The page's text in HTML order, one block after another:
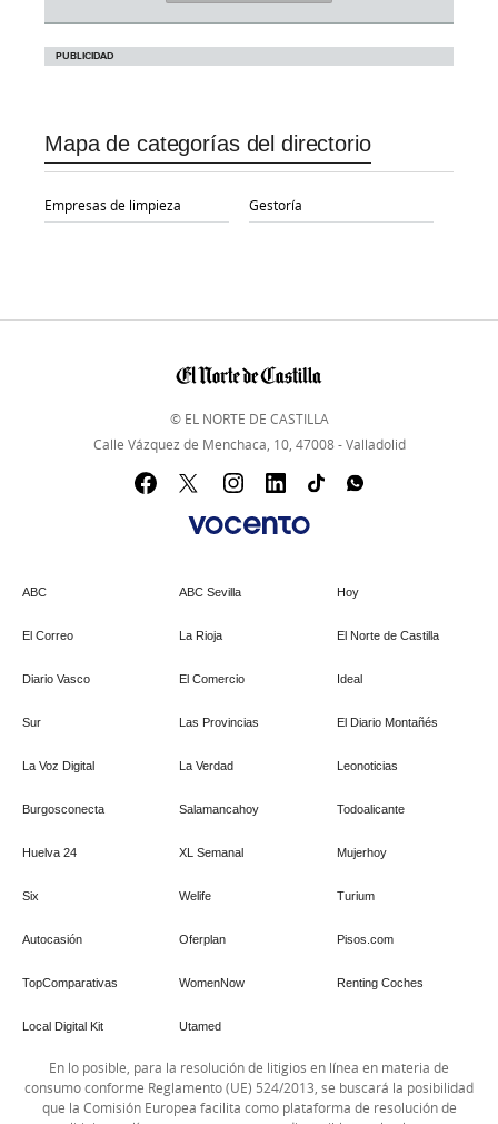
Mapa de categorías del directorio
Empresas de limpieza Gestoría
© EL NORTE DE CASTILLA
Calle Vázquez de Menchaca, 10, 47008 - Valladolid
ABC ABC Sevilla Hoy
El Correo La Rioja El Norte de Castilla
Diario Vasco El Comercio Ideal
Sur Las Provincias El Diario Montañés
La Voz Digital La Verdad Leonoticias
Burgosconecta Salamancahoy Todoalicante
Huelva 24 XL Semanal Mujerhoy
Six Welife Turium
Autocasión Oferplan Pisos.com
TopComparativas WomenNow Renting Coches
Local Digital Kit Utamed
En lo posible, para la resolución de litigios en línea en materia de
consumo conforme Reglamento (UE) 524/2013, se buscará la posibilidad
que la Comisión Europea facilita como plataforma de resolución de